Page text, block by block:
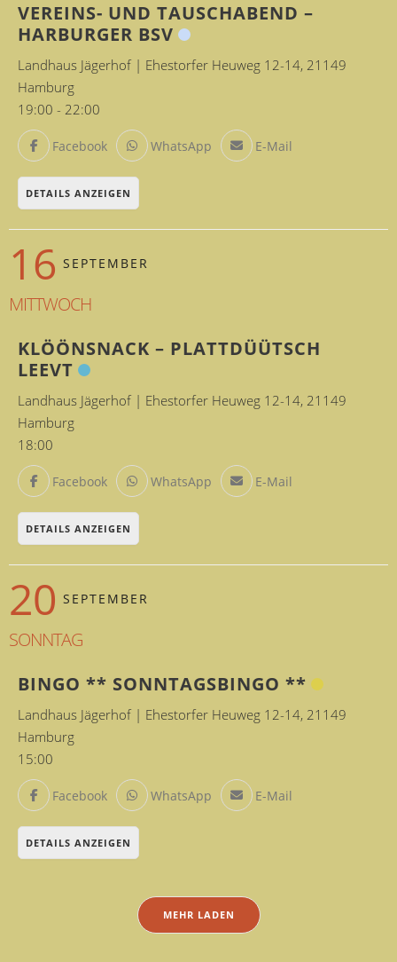
VEREINS- UND TAUSCHABEND –
HARBURGER BSV
Landhaus Jägerhof | Ehestorfer Heuweg 12-14, 21149
Hamburg
19:00 - 22:00
Facebook WhatsApp E-Mail
DETAILS ANZEIGEN
16 SEPTEMBER
MITTWOCH
KLÖÖNSNACK – PLATTDÜÜTSCH
LEEVT
Landhaus Jägerhof | Ehestorfer Heuweg 12-14, 21149
Hamburg
18:00
Facebook WhatsApp E-Mail
DETAILS ANZEIGEN
20 SEPTEMBER
SONNTAG
BINGO ** SONNTAGSBINGO **
Landhaus Jägerhof | Ehestorfer Heuweg 12-14, 21149
Hamburg
15:00
Facebook WhatsApp E-Mail
DETAILS ANZEIGEN
MEHR LADEN